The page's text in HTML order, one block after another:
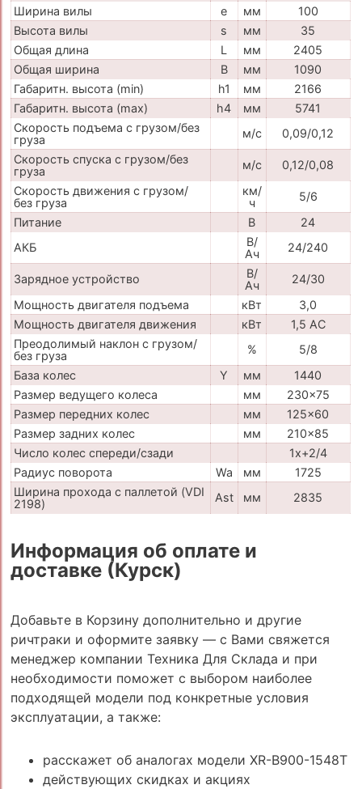
Ширина вилы e мм
100
Высота вилы
s мм
35
Общая длина
L мм
2405
Общая ширина
B мм
1090
Габаритн. высота (min)
h1 мм
2166
Габаритн. высота (max)
h4 мм
5741
Скорость подъема с грузом/без
груза
м/с
0,09/0,12
Скорость спуска с грузом/без
груза
м/с
0,12/0,08
Скорость движения с грузом/
без груза
км/
ч
5/6
Питание
В
24
АКБ
В/
Ач
24/240
Зарядное устройство
В/
Ач
24/30
Мощность двигателя подъема
кВт
3,0
Мощность двигателя движения
кВт
1,5 АС
Преодолимый наклон с грузом/
без груза
%
5/8
База колес
Y мм
1440
Размер ведущего колеса
мм
230x75
Размер передних колес
мм
125x60
Размер задних колес
мм
210x85
Число колес спереди/сзади
1x+2/4
Радиус поворота
Wa мм
1725
Ширина прохода с паллетой (VDI
2198)
Ast мм 2835
Информация об оплате и
доставке (Курск)
Добавьте в Корзину дополнительно и другие
ричтраки и оформите заявку — с Вами свяжется
менеджер компании Техника Для Склада и при
необходимости поможет с выбором наиболее
подходящей модели под конкретные условия
эксплуатации, а также:
расскажет об аналогах модели XR-B900-1548Т
действующих скидках и акциях